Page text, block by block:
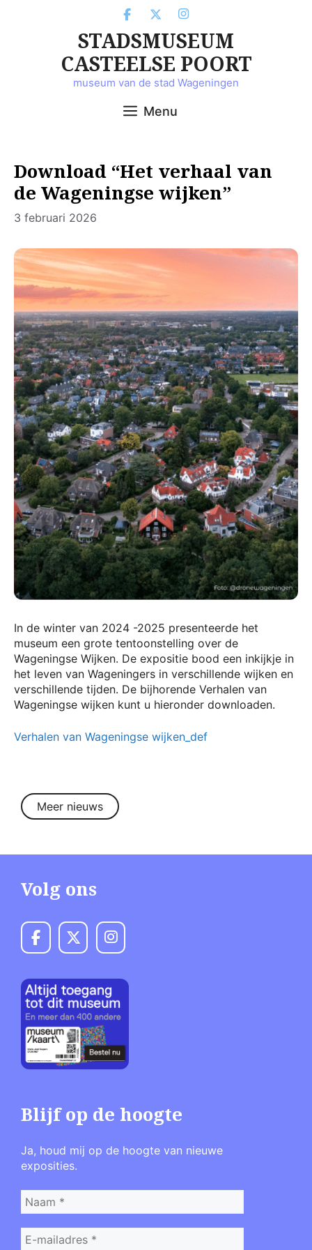
STADSMUSEUM
CASTEELSE POORT
museum van de stad Wageningen
Menu
Download “Het verhaal van
de Wageningse wijken”
3 februari 2026
In de winter van 2024 -2025 presenteerde het
museum een grote tentoonstelling over de
Wageningse Wijken. De expositie bood een inkijkje in
het leven van Wageningers in verschillende wijken en
verschillende tijden. De bijhorende Verhalen van
Wageningse wijken kunt u hieronder downloaden.
Verhalen van Wageningse wijken_def
Meer nieuws
Volg ons
Blijf op de hoogte
Ja, houd mij op de hoogte van nieuwe
exposities.